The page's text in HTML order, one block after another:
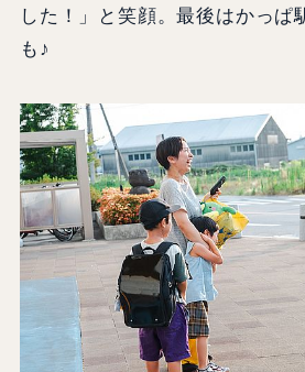
した！」と笑顔。最後はかっぱ
も♪